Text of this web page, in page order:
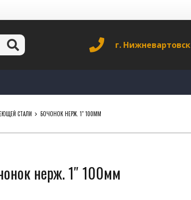
г. Нижневартовск
СТАЛИ БОЧОНОК НЕРЖ. 1″ 100ММ
нерж. 1″ 100мм